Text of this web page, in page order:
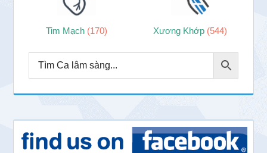
Tim Mạch (170) Xương Khớp (544)